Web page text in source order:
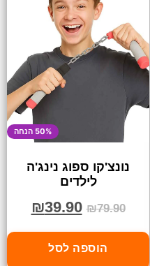
50% הנחה
נונצ'קו ספוג נינג'ה
לילדים
₪79.90
₪39.90
הוספה לסל